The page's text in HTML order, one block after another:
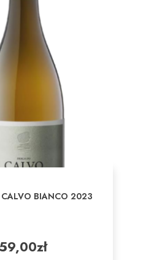
BIANCO 2023
59,00zł